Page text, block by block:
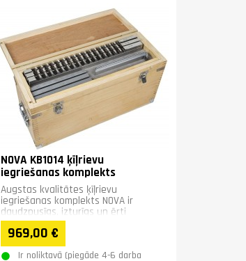
NOVA KB1014 ķīļrievu
iegriešanas komplekts
Augstas kvalitātes ķīļrievu
iegriešanas komplekts NOVA ir
daudzpusīgs, izturīgs un ērti
lietojams risinājums iekšējo ķīļrievu...
969,00 €
Ir noliktavā (piegāde 4-6 darba